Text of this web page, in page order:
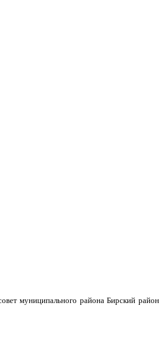
муниципального района Бирский район